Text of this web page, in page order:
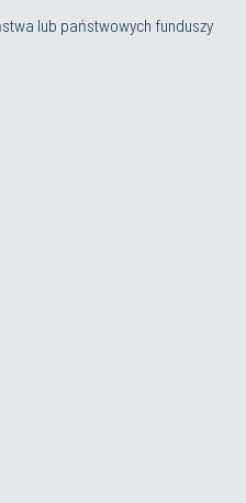
lub państwowych funduszy